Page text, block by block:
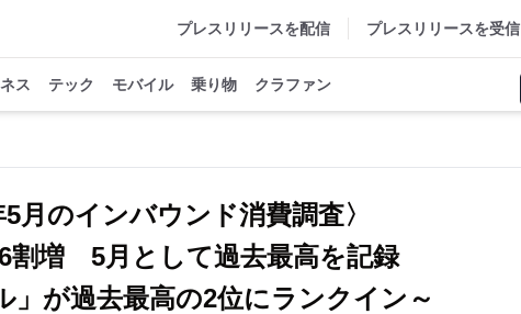
プレスリリースを配信 プレスリリースを受信
ス テック モバイル 乗り物 クラファン
5月のインバウンド消費調査〉
割増 5月として過去最高を記録
」が過去最高の2位にランクイン～